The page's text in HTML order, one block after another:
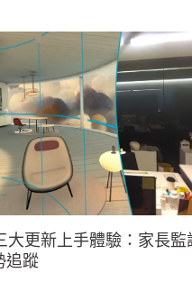
大更新上手體驗：家長
追蹤